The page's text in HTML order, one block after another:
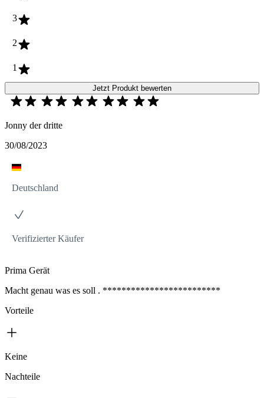
3
2
1
Jetzt Produkt bewerten
Jonny der dritte
30/08/2023
Deutschland
Verifizierter Käufer
Prima Gerät
Macht genau was es soll . *************************
Vorteile
Keine
Nachteile